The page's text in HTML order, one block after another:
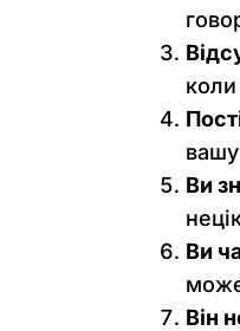
Ви
Ви
Він